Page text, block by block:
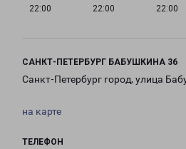
22:00
22:00
22:00
САНКТ-ПЕТЕРБУРГ БАБУШКИНА 36
Санкт-Петербург город, улица
на карте
ТЕЛЕФОН